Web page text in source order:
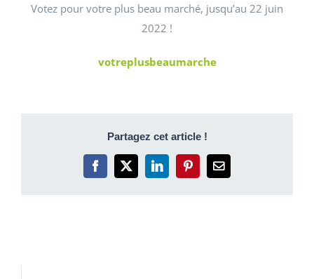
Votez pour votre plus beau marché, jusqu’au 22 juin
2022 !
votreplusbeaumarche
Partagez cet article !
Facebook
X LinkedInPinterestEmail